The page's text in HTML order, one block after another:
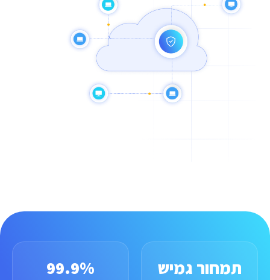
תמחור גמיש 99.9%